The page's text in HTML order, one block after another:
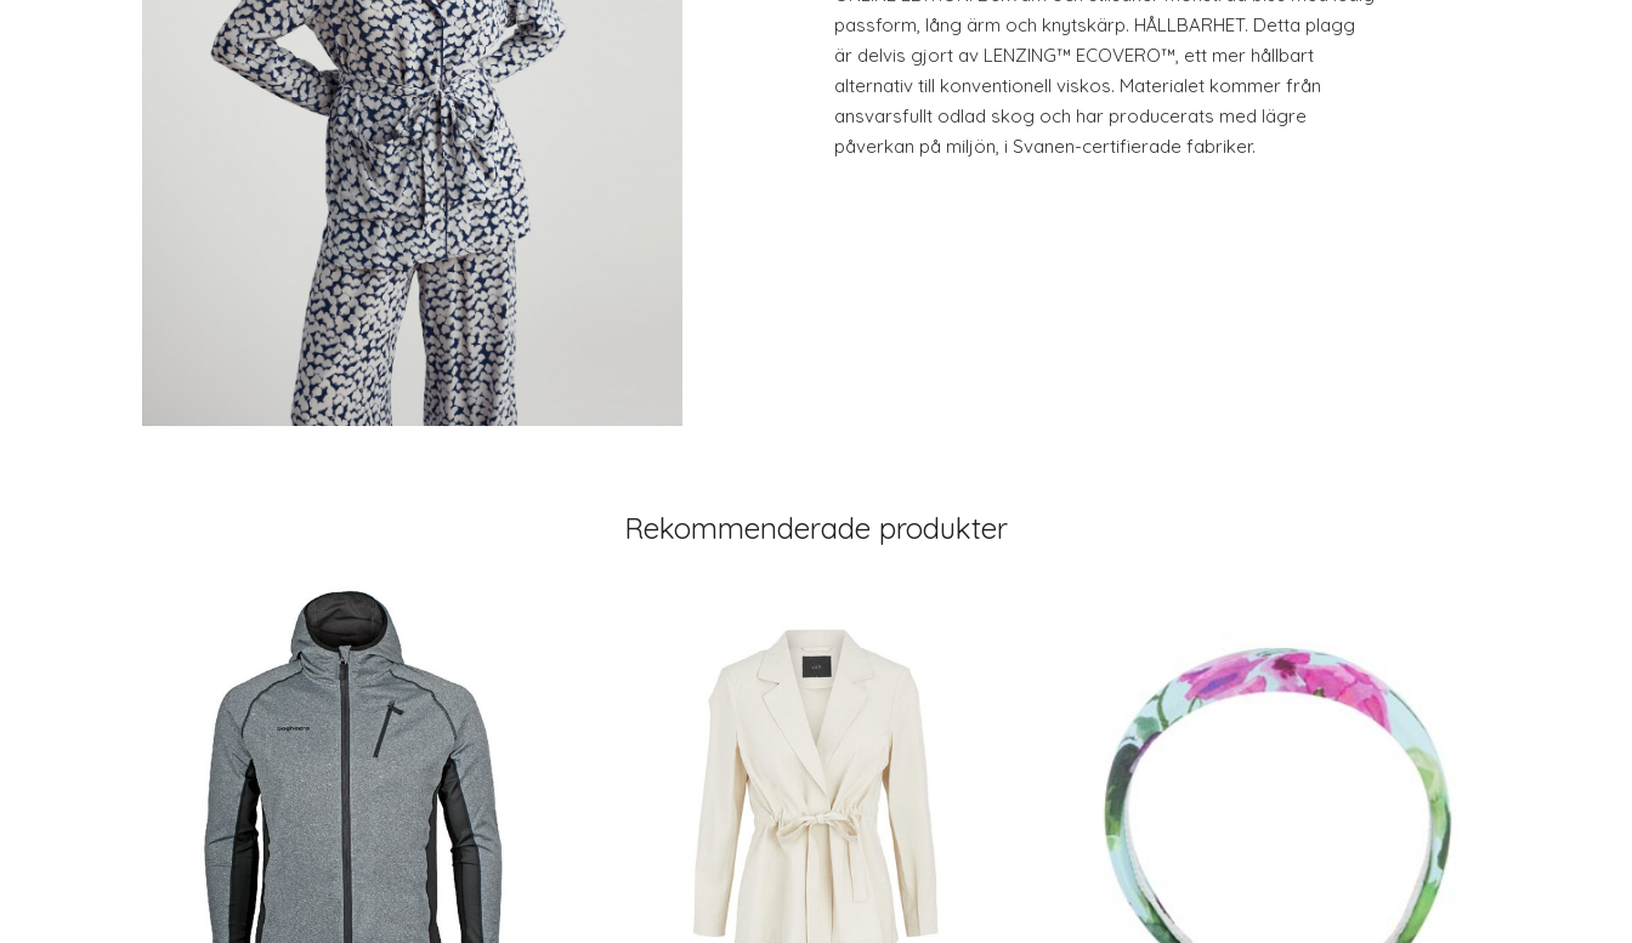
passform, lång ärm och knytskärp. HÅLLBARHET. Detta plagg
är delvis gjort av LENZING™ ECOVERO™, ett mer hållbart
alternativ till konventionell viskos. Materialet kommer från
ansvarsfullt odlad skog och har producerats med lägre
påverkan på miljön, i Svanen-certifierade fabriker.
Rekommenderade produkter